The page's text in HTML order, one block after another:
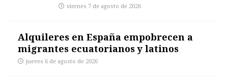
viernes 7 de agosto de 2026
Alquileres en España empobrecen a
migrantes ecuatorianos y latinos
jueves 6 de agosto de 2026